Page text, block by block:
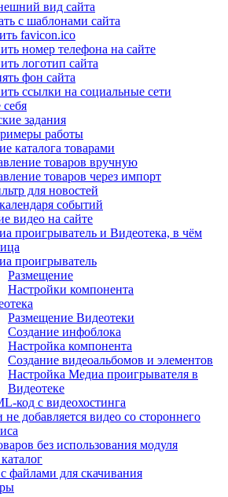
вид сайта
с шаблонами сайта
favicon.ico
номер телефона на сайте
логотип сайта
фон сайта
ссылки на социальные сети
себя
задания
работы
каталога товарами
товаров вручную
товаров через импорт
для новостей
событий
видео на сайте
проигрыватель и Видеотека, в чём
проигрыватель
Размещение
Настройки компонента
Размещение Видеотеки
Создание инфоблока
Настройка компонента
Создание видеоальбомов и элементов
Настройка Медиа проигрывателя в
Видеотеке
код с видеохостинга
не добавляется видео со стороннего
без использования модуля
файлами для скачивания